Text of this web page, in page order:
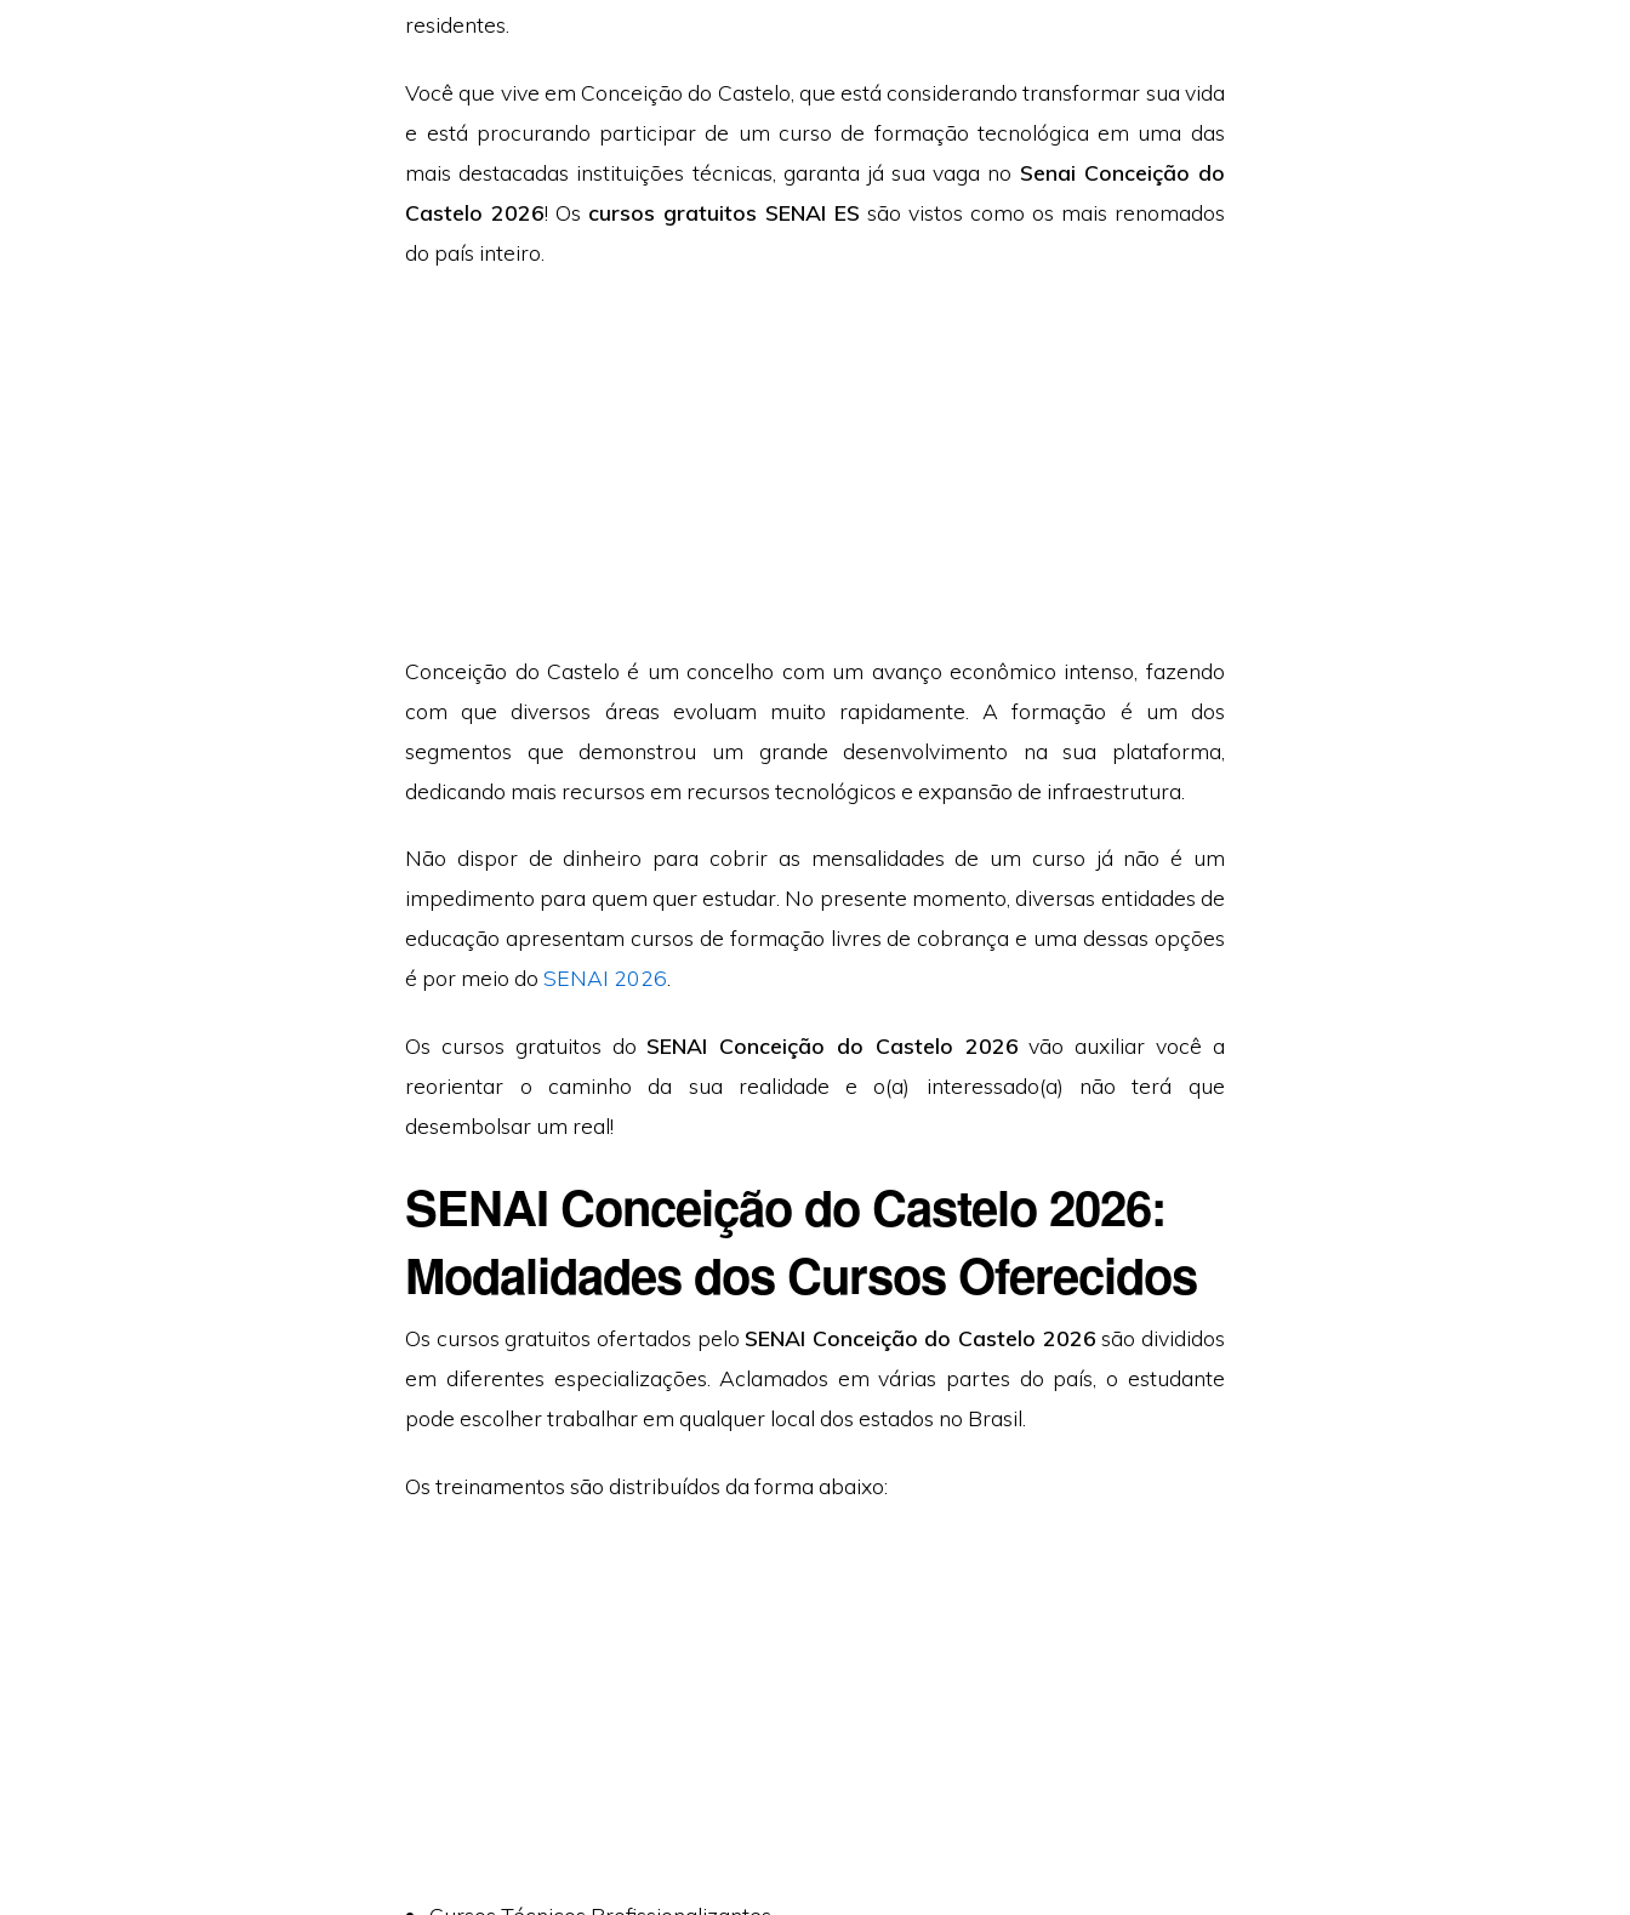
residentes.
Você que vive em Conceição do Castelo, que está considerando transformar sua vida
e está procurando participar de um curso de formação tecnológica em uma das
mais destacadas instituições técnicas, garanta já sua vaga no Senai Conceição do
Castelo 2026! Os cursos gratuitos SENAI ES são vistos como os mais renomados
do país inteiro.
Conceição do Castelo é um concelho com um avanço econômico intenso, fazendo
com que diversos áreas evoluam muito rapidamente. A formação é um dos
segmentos que demonstrou um grande desenvolvimento na sua plataforma,
dedicando mais recursos em recursos tecnológicos e expansão de infraestrutura.
Não dispor de dinheiro para cobrir as mensalidades de um curso já não é um
impedimento para quem quer estudar. No presente momento, diversas entidades de
educação apresentam cursos de formação livres de cobrança e uma dessas opções
é por meio doSENAI 2026
Os cursos gratuitos do SENAI Conceição do Castelo 2026 vão auxiliar você a
reorientar o caminho da sua realidade e o(a) interessado(a) não terá que
desembolsar um real!
SENAI Conceição do Castelo 2026:
Modalidades dos Cursos Oferecidos
Os cursos gratuitos ofertados pelo SENAI Conceição do Castelo 2026 são divididos
em diferentes especializações. Aclamados em várias partes do país, o estudante
pode escolher trabalhar em qualquer local dos estados no Brasil.
Os treinamentos são distribuídos da forma abaixo: